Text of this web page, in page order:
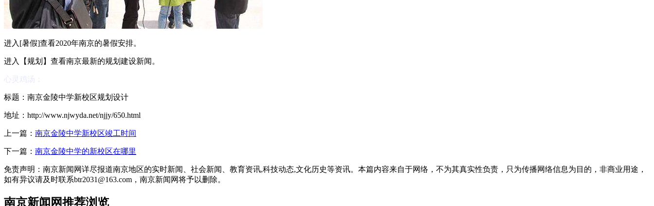
进入[暑假]查看2020年南京的暑假安排。
进入【规划】查看南京最新的规划建设新闻。
心灵鸡汤：
标题：南京金陵中学新校区规划设计
地址：http://www.njwyda.net/njjy/650.html
上一篇： 南京金陵中学新校区竣工时间
下一篇： 南京金陵中学的新校区在哪里
免责声明：南京新闻网详尽报道南京地区的实时新闻、社会新闻、教育资讯,科技动态,文化历史等资讯。本篇内容来自于网络，不为其真实性负责，只为传播网络信息为目的，非商业用途，
如有异议请及时联系btr2031@163.com，南京新闻网将予以删除。
南京新闻网推荐浏览